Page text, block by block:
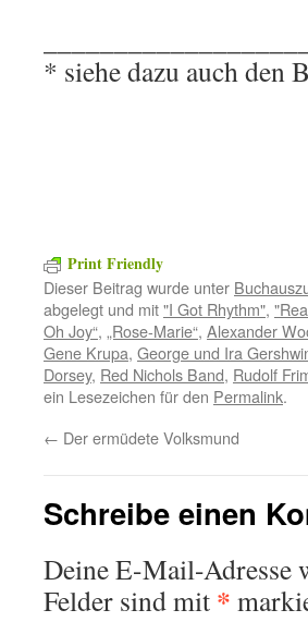
* siehe dazu auch den
Print Friendly
Dieser Beitrag wurde unter
abgelegt und mit"I Got Rhythm",
Oh Joy“, „Rose-Marie“, Alexander
Gene Krupa, George und Ira
Dorsey, Red Nichols Band, Rudolf
ein Lesezeichen für den Permalink.
← Der ermüdete Volksmund
Schreibe einen
Deine E-Mail-Adresse
Felder sind mit *